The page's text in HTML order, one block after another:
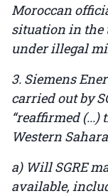
Moroccan
situation in the
under illegal
3. Siemens
carried out by
“reaffirmed
Western
a) Will SGRE
available,